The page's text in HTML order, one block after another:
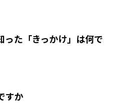
った「きっかけ」は何で
すか